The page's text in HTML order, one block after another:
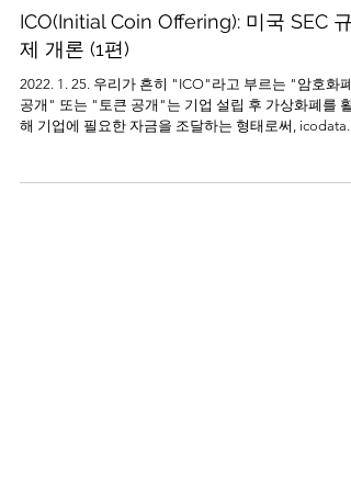
ICO(Initial Coin Offering): 미국 SEC 규
제 개론 (1편)
2022. 1. 25. 우리가 흔히 "ICO"라고 부르는 "암호화폐
공개" 또는 "토큰 공개"는 기업 설립 후 가상화폐를 활
해 기업에 필요한 자금을 조달하는 형태로써,